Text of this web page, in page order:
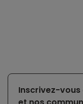
Inscrivez-